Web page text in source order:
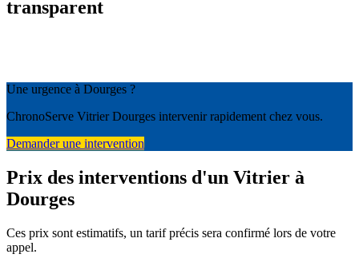
transparent
Une urgence à Dourges ?
ChronoServe Vitrier Dourges intervenir rapidement chez vous.
Demander une intervention
Prix des interventions d'un Vitrier à
Dourges
Ces prix sont estimatifs, un tarif précis sera confirmé lors de votre
appel.